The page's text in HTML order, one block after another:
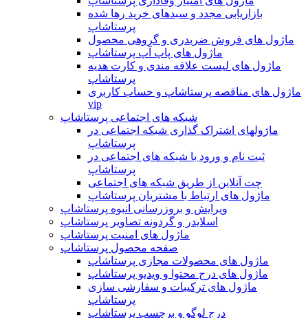
بازاریابی مجدد و سبدهای خرید رها شده
پرستاشاپ
ماژول های فروش ضربدری و گروهی محصول
ماژول های پاپ آپ پرستاشاپ
ماژول های لیست علاقه مندی و کارت هدیه
پرستاشاپ
ماژول های مناقصه پرستاشاپ و حساب کاربری
vip
شبکه های اجتماعی پرستاشاپ
ماژولهای اشتراک‌ گذاری شبکه اجتماعی در
پرستاشاپ
ثبت نام و ورود با شبکه های اجتماعی در
پرستاشاپ
چت آنلاین از طریق شبکه های اجتماعی
ماژول های ارتباط با مشتریان پرستاشاپ
ویرایش و بروزرسانی انبوه پرستاشاپ
اسلایدر و گردونه تصاویر پرستاشاپ
ماژول های امنیت پرستاشاپ
صفحه محصول پرستاشاپ
ماژول های محصولات مجازی پرستاشاپ
ماژول های درج محتوا و ویدیو پرستاشاپ
ماژول های ترکیبات و سفارشی سازی
پرستاشاپ
درج لوگو و برچسب پرستاشاپ